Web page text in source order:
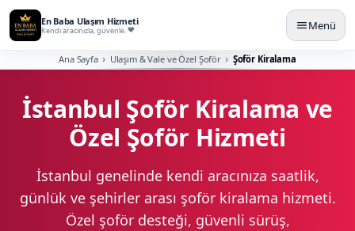
En Baba Ulaşım Hizmeti
Kendi aracınızla, güvenle. Menü
Ana Sayfa Ulaşım & Vale ve Özel Şoför Şoför Kiralama
İstanbul Şoför Kiralama ve
Özel Şoför Hizmeti
İstanbul genelinde kendi aracınıza saatlik,
günlük ve şehirler arası şoför kiralama hizmeti.
Özel şoför desteği, güvenli sürüş,